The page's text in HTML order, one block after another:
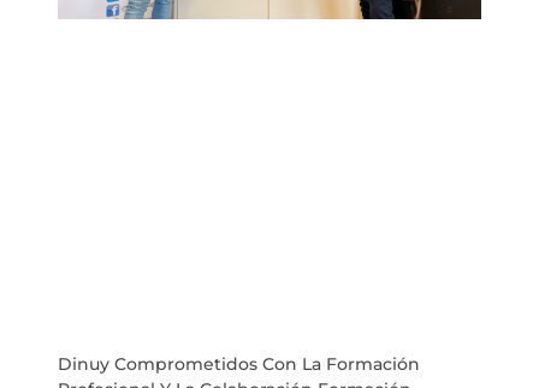
Dinuy Comprometidos Con La Formación